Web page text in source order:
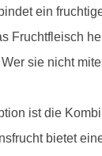
ein
Fruchtfleisch
sie nicht
ist die
bietet